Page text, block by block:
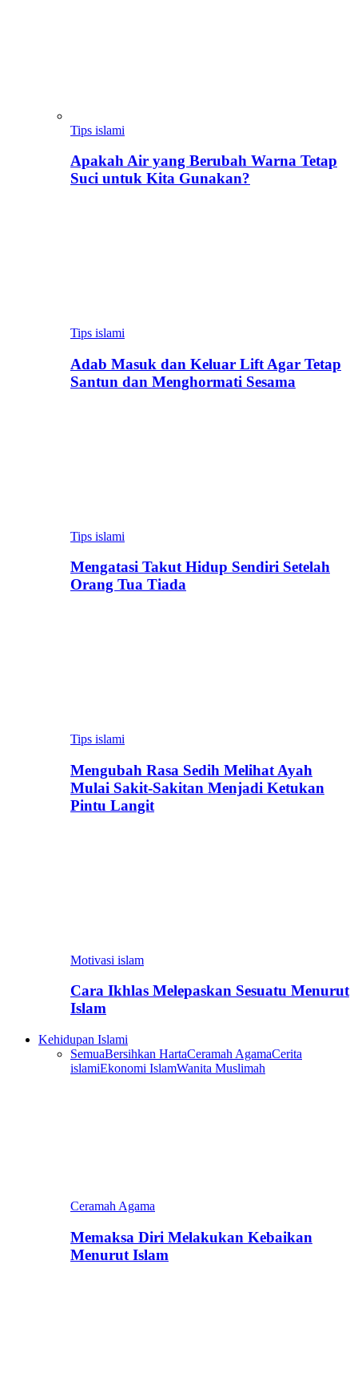
Tips islami
Apakah Air yang Berubah Warna Tetap
Suci untuk Kita Gunakan?
Tips islami
Adab Masuk dan Keluar Lift Agar Tetap
Santun dan Menghormati Sesama
Tips islami
Mengatasi Takut Hidup Sendiri Setelah
Orang Tua Tiada
Tips islami
Mengubah Rasa Sedih Melihat Ayah
Mulai Sakit-Sakitan Menjadi Ketukan
Pintu Langit
Motivasi islam
Cara Ikhlas Melepaskan Sesuatu Menurut
Islam
Kehidupan Islami
SemuaBersihkan HartaCeramah AgamaCerita
islamiEkonomi IslamWanita Muslimah
Ceramah Agama
Memaksa Diri Melakukan Kebaikan
Menurut Islam